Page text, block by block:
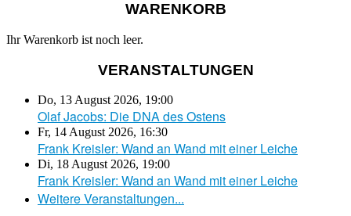
WARENKORB
Ihr Warenkorb ist noch leer.
VERANSTALTUNGEN
Do, 13 August 2026, 19:00
Olaf Jacobs: Die DNA des Ostens
Fr, 14 August 2026, 16:30
Frank Kreisler: Wand an Wand mit einer Leiche
Di, 18 August 2026, 19:00
Frank Kreisler: Wand an Wand mit einer Leiche
Weitere Veranstaltungen...